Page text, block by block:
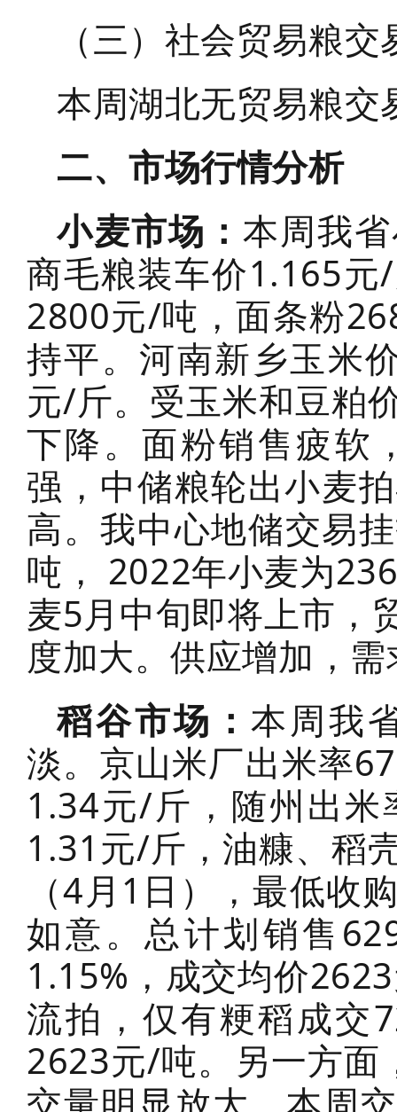
（三）社会贸易粮交
本周湖北无贸易粮交
二、市场行情分析
小麦市场： 本周我
商毛粮装车价1.165
2800元/吨，面条粉
持平。河南新乡玉米
元/斤。受玉米和豆粕
下降。面粉销售疲软
强，中储粮轮出小麦
高。我中心地储交易
吨， 2022年小麦为
麦5月中旬即将上市，
度加大。供应增加，
稻谷市场：本周我
淡。京山米厂出米率
1.34元/斤，随州出米
1.31元/斤，油糠、稻
（4月1日），最低收
如意。总计划销售
1.15%，成交均价
流拍，仅有粳稻成交
2623元/吨。另一方面